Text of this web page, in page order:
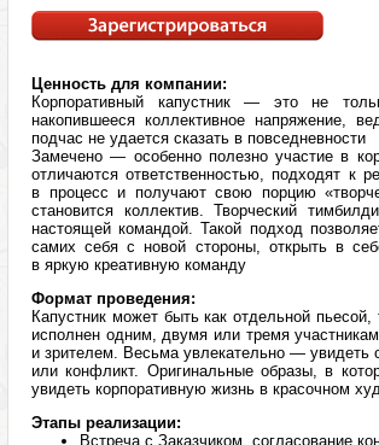
Ценность для компании:
Корпоративный капустник — это не
накопившееся коллективное напряжение,
подчас не удается сказать в повседневности
Замечено — особенно полезно участие в
отличаются ответственностью, подходят к
в процесс и получают свою порцию
становится коллектив. Творческий
настоящей командой. Такой подход
самих себя с новой стороны, открыть в
в яркую креативную команду
Формат проведения:
Капустник может быть как отдельной
исполнен одним, двумя или тремя
и зрителем. Весьма увлекательно — увидеть
или конфликт. Оригинальные образы, в
увидеть корпоративную жизнь в красочном
Этапы реализации:
Встреча с Заказчиком, согласование